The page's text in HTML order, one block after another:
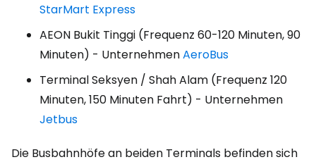
StarMart Express
AEON Bukit Tinggi (Frequenz 60-120 Minuten, 90
Minuten) - UnternehmenAeroBus
Terminal Seksyen / Shah Alam (Frequenz 120
Minuten, 150 Minuten Fahrt) - Unternehmen
Jetbus
Die Busbahnhöfe an beiden Terminals befinden sich